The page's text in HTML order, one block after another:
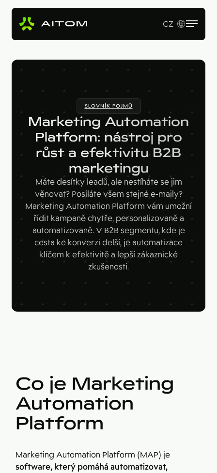
Vstupní studie
Tvorba webu a online aplikací
B2B marketing
AI Copy & SEO Booster
Soutěžní portál
Kariérní web
Pro koho
B2B firmy
Velké značky
Startupy
Technologie
Hotjar
Ahrefs
Google Looker Studio
Figma
Collabim
ActiveCampaign
Naše práce
O nás
Blog
Kontakt
EN
CZ
SLOVNÍK POJMŮ
Marketing Automation
Platform: nástroj pro
růst a efektivitu B2B
marketingu
Máte desítky leadů, ale nestíháte se jim
věnovat? Posíláte všem stejné e-maily?
Marketing Automation Platform vám umožní
řídit kampaně chytře, personalizovaně a
automatizovaně. V B2B segmentu, kde je
cesta ke konverzi delší, je automatizace
klíčem k efektivitě a lepší zákaznické
zkušenosti.
Co je Marketing
Automation
Platform
Marketing Automation Platform (MAP) je
software, který pomáhá automatizovat,